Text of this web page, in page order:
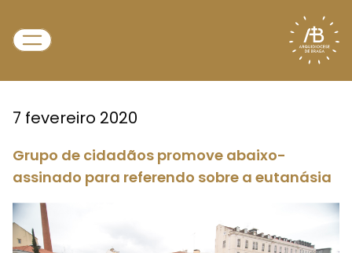
7 fevereiro 2020
Grupo de cidadãos promove abaixo-
assinado para referendo sobre a eutanásia